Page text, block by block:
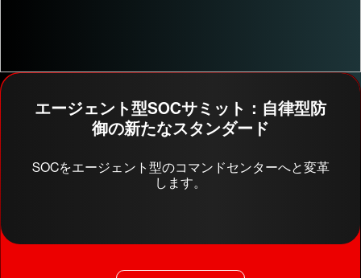
エージェント型SOCサミット：自律型防
御の新たなスタンダード
SOCをエージェント型のコマンドセンターへと変革
します。